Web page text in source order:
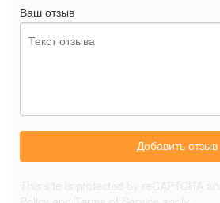
Ваш отзыв
Добавить отзыв